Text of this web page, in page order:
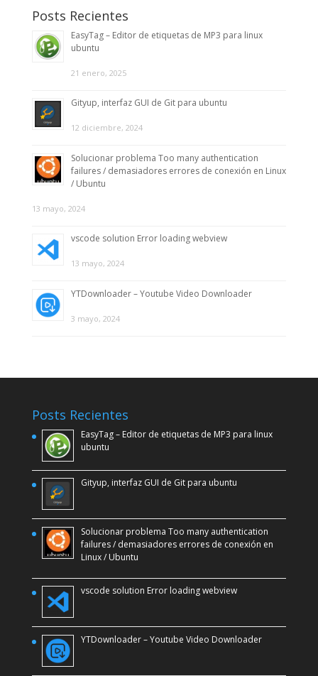
Posts Recientes
EasyTag – Editor de etiquetas de MP3 para linux
ubuntu
21 enero, 2025
Gityup, interfaz GUI de Git para ubuntu
12 diciembre, 2024
Solucionar problema Too many authentication
failures / demasiadores errores de conexión en Linux
/ Ubuntu
13 mayo, 2024
vscode solution Error loading webview
13 mayo, 2024
YTDownloader – Youtube Video Downloader
3 mayo, 2024
Posts Recientes
EasyTag – Editor de etiquetas de MP3 para linux
ubuntu
Gityup, interfaz GUI de Git para ubuntu
Solucionar problema Too many authentication
failures / demasiadores errores de conexión en
Linux / Ubuntu
vscode solution Error loading webview
YTDownloader – Youtube Video Downloader